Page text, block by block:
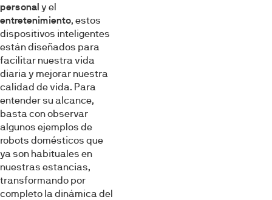
personal y el
entretenimiento, estos
dispositivos inteligentes
están diseñados para
facilitar nuestra vida
diaria y mejorar nuestra
calidad de vida. Para
entender su alcance,
basta con observar
algunos ejemplos de
robots domésticos que
ya son habituales en
nuestras estancias,
transformando por
completo la dinámica del